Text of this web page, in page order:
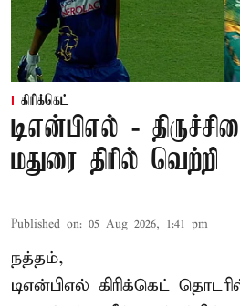
கிரிக்கெட்
டிஎன்பிஎல் -
மதுரை திரில் வெற்றி
Published on: 05 Aug 2026, 1:41 pm
நத்தம்,
டிஎன்பிஎல் கிரிக்கெட்